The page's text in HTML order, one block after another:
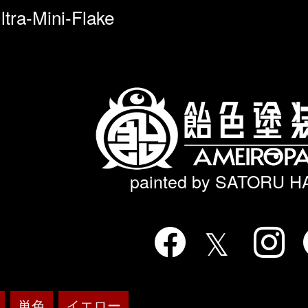
Mini-Flake
painted by SATORU